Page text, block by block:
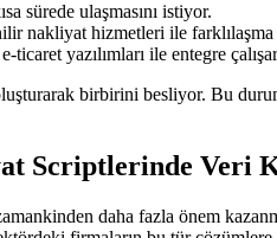
sürede ulaşmasını istiyor.
nakliyat hizmetleri ile farklılaşma
ticaret yazılımları ile entegre
birbirini besliyor. Bu
Scriptlerinde Veri
daha fazla önem